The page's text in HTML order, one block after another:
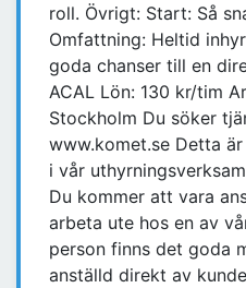
roll. Övrigt: Start: Så
Omfattning: Heltid
goda chanser till en
ACAL Lön: 130 kr/tim
Stockholm Du söker
www.komet.se Detta
i vår
Du kommer att vara
arbeta ute hos en av
person finns det goda
anställd direkt av